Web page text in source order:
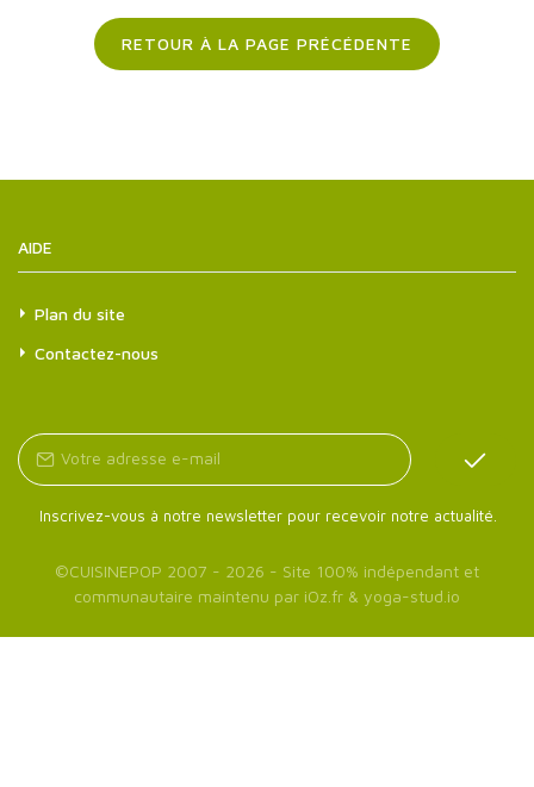
RETOUR À LA PAGE PRÉCÉDENTE
AIDE
Plan du site
Contactez-nous
Inscrivez-vous à notre newsletter pour recevoir notre actualité.
©CUISINEPOP 2007 - 2026 - Site 100% indépendant et
communautaire maintenu par iOz.fr & yoga-stud.io